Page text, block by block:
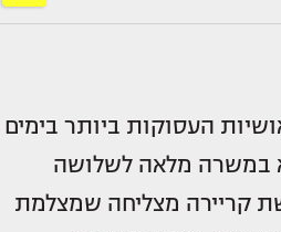
העסוקות ביותר בימים
במשרה מלאה לשלושה
קריירה מצליחה שמצלמת